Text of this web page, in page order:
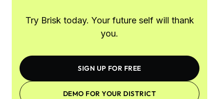
Try Brisk today. Your future self will thank
you.
SIGN UP FOR FREE
DEMO FOR YOUR DISTRICT